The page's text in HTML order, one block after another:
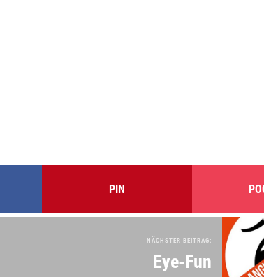
PIN
NÄCHSTER BEITRAG:
Eye-Fun